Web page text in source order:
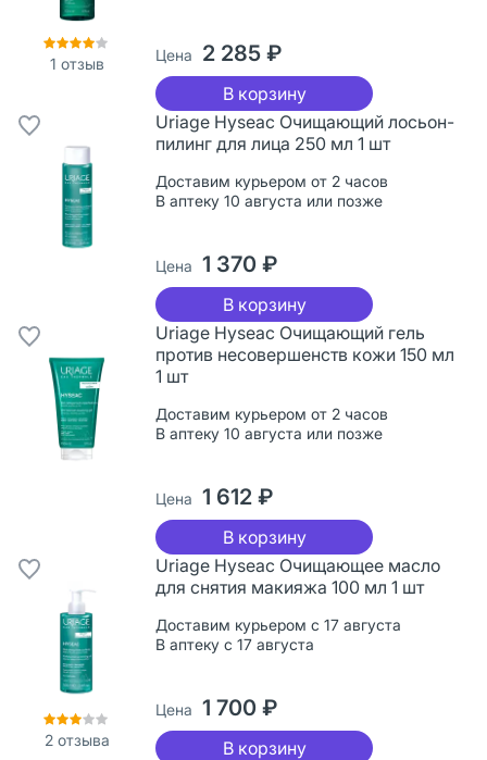
1 отзыв Цена 2 285 ₽
В корзину
Uriage Hyseac Очищающий лосьон-
пилинг для лица 250 мл 1 шт
Доставим курьером от 2 часов
В аптеку 10 августа или позже
Цена 1 370 ₽
В корзину
Uriage Hyseac Очищающий гель
против несовершенств кожи 150 мл
1 шт
Доставим курьером от 2 часов
В аптеку 10 августа или позже
Цена 1 612 ₽
В корзину
2 отзыва
Uriage Hyseac Очищающее масло
для снятия макияжа 100 мл 1 шт
Доставим курьером с 17 августа
В аптеку с 17 августа
Цена 1 700 ₽
В корзину